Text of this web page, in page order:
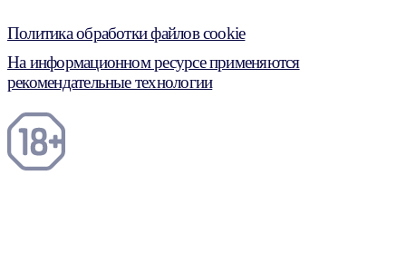
Политика обработки файлов cookie
На информационном ресурсе применяются
рекомендательные технологии